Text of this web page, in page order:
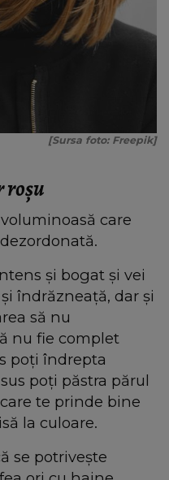
[Sursa foto: Freepik]
roșu
care
și bogat și vei
îndrăzneață, dar și
să nu
nu fie complet
poți îndrepta
poți păstra părul
te prinde bine
la culoare.
se potrivește